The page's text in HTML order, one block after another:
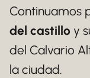
Continuamos
del castillo y
del Calvario
la ciudad.